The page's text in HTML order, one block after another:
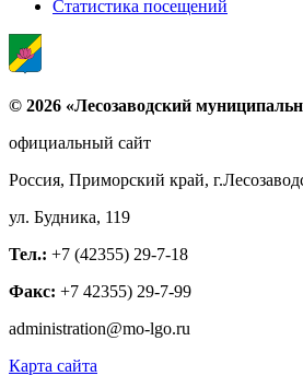
Статистика посещений
© 2026 «Лесозаводский
официальный сайт
Россия, Приморский край,
ул. Будника, 119
Тел.: +7 (42355) 29-7-18
Факс: +7 42355) 29-7-99
administration@mo-lgo.ru
Карта сайта